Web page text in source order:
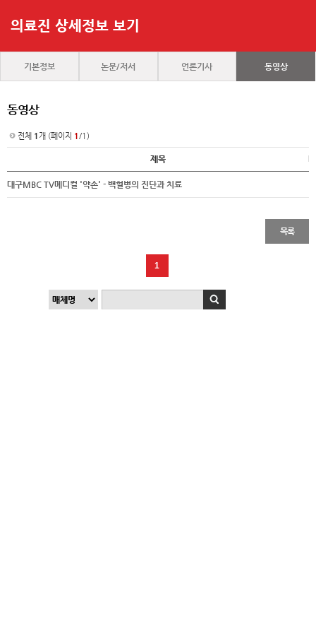
의료진 상세정보 보기
기본정보 논문/저서 언론기사 동영상
동영상
전체 1 개 (페이지 1/1)
제목
대구MBC TV메디컬 '약손' - 백혈병의 진단과 치료
목록
1